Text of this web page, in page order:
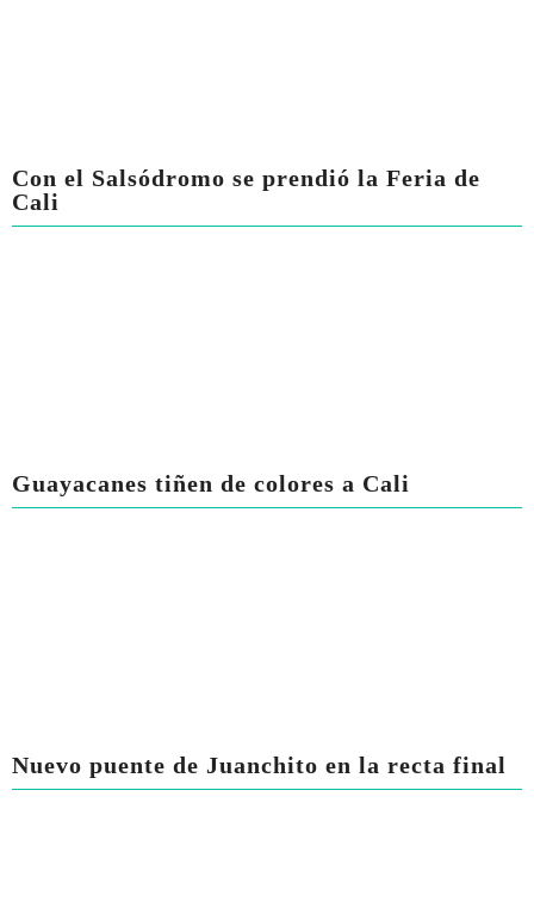
Con el Salsódromo se prendió la Feria de
Cali
Guayacanes tiñen de colores a Cali
Nuevo puente de Juanchito en la recta final